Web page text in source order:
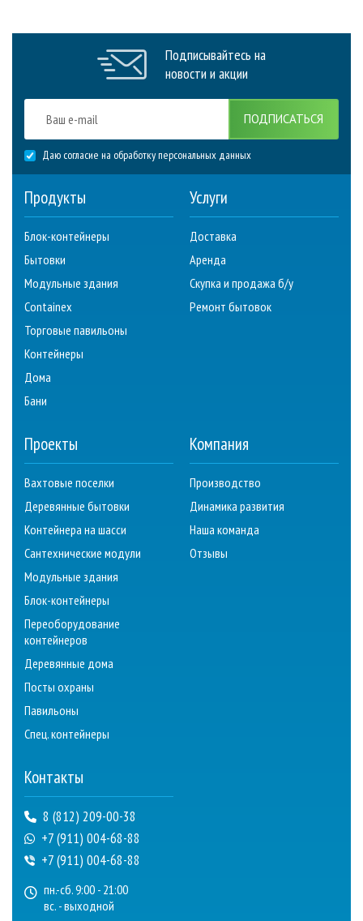
Подписывайтесь на
новости и акции
ПОДПИСАТЬСЯ
Даю согласие на обработку персональных данных
Продукты
Блок-контейнеры
Бытовки
Модульные здания
Containex
Торговые павильоны
Контейнеры
Дома
Бани
Услуги
Доставка
Аренда
Скупка и продажа б/у
Ремонт бытовок
Проекты
Вахтовые поселки
Деревянные бытовки
Контейнера на шасси
Сантехнические модули
Модульные здания
Блок-контейнеры
Переоборудование
контейнеров
Деревянные дома
Посты охраны
Павильоны
Спец. контейнеры
Компания
Производство
Динамика развития
Наша команда
Отзывы
Контакты
8 (812) 209-00-38
+7 (911) 004-68-88
+7 (911) 004-68-88
пн.-сб. 9:00 - 21:00
вс. - выходной